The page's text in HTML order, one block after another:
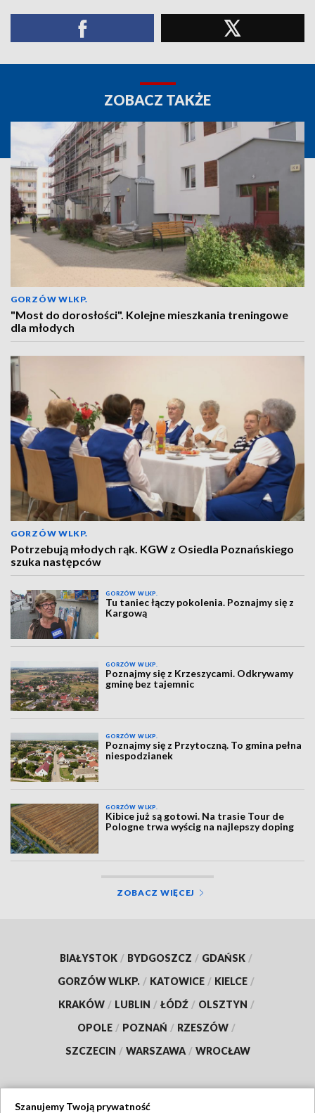
ZOBACZ TAKŻE
GORZÓW WLKP.
"Most do dorosłości". Kolejne mieszkania treningowe
dla młodych
GORZÓW WLKP.
Potrzebują młodych rąk. KGW z Osiedla Poznańskiego
szuka następców
GORZÓW WLKP.
Tu taniec łączy pokolenia. Poznajmy się z
Kargową
GORZÓW WLKP.
Poznajmy się z Krzeszycami. Odkrywamy
gminę bez tajemnic
GORZÓW WLKP.
Poznajmy się z Przytoczną. To gmina pełna
niespodzianek
GORZÓW WLKP.
Kibice już są gotowi. Na trasie Tour de
Pologne trwa wyścig na najlepszy doping
ZOBACZ WIĘCEJ
BIAŁYSTOK / BYDGOSZCZ / GDAŃSK /
GORZÓW WLKP. / KATOWICE / KIELCE /
KRAKÓW / LUBLIN / ŁÓDŹ / OLSZTYN /
OPOLE / POZNAŃ / RZESZÓW /
SZCZECIN / WARSZAWA / WROCŁAW
Szanujemy Twoją prywatność